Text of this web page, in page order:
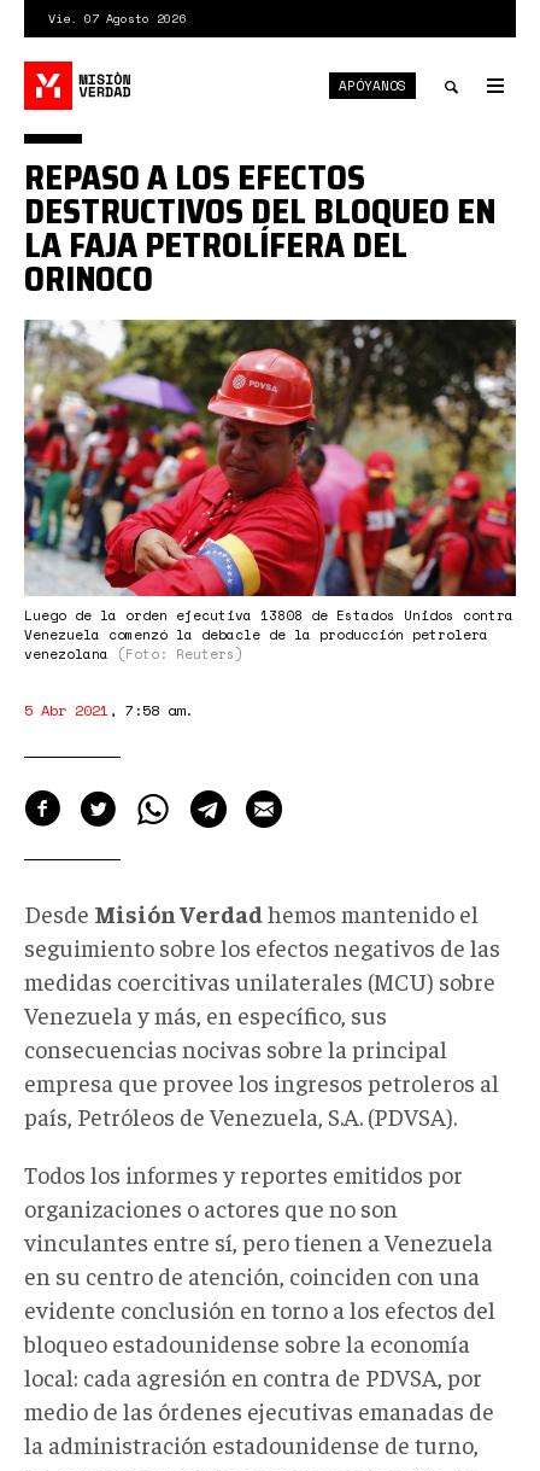
contenido
principal
Vie. 07 Agosto 2026
APÓYANOS
pdvsareuters.jpg
Luego de la orden ejecutiva 13808 de Estados Unidos contra
Venezuela comenzó la debacle de la producción petrolera
venezolana
(Foto: Reuters)
REPASO A LOS EFECTOS
DESTRUCTIVOS DEL BLOQUEO EN
LA FAJA PETROLÍFERA DEL
ORINOCO
5 Abr 2021, 7:58 am.
Desde Misión Verdad hemos mantenido el
seguimiento sobre los efectos negativos de las
medidas coercitivas unilaterales (MCU) sobre
Venezuela y más, en específico, sus
consecuencias nocivas sobre la principal
empresa que provee los ingresos petroleros al
país, Petróleos de Venezuela, S.A. (PDVSA).
Todos los informes y reportes emitidos por
organizaciones o actores que no son
vinculantes entre sí, pero tienen a Venezuela
en su centro de atención, coinciden con una
evidente conclusión en torno a los efectos del
bloqueo estadounidense sobre la economía
local: cada agresión en contra de PDVSA, por
medio de las órdenes ejecutivas emanadas de
la administración estadounidense de turno,